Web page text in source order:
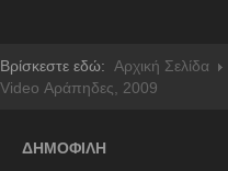
Βρίσκεστε εδώ: Αρχική Σελίδα
Video Αράπηδες, 2009
ΔΗΜΟΦΙΛΗ